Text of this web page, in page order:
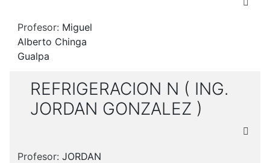
Profesor: Miguel
Alberto Chinga
Gualpa
REFRIGERACION N ( ING.
JORDAN GONZALEZ )
Profesor: JORDAN